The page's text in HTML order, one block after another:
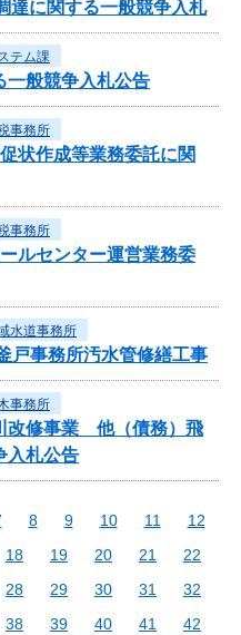
達に関する一般競争入札
テム課
一般競争入札公告
事務所
状作成等業務委託に関
事務所
ルセンター運営業務委
水道事務所
戸事務所汚水管修繕工事
事務所
改修事業 他（債務）飛
入札公告
8 9 10 11
12
18 19 20 21
22
28 29 30 31
32
38 39 40 41
42